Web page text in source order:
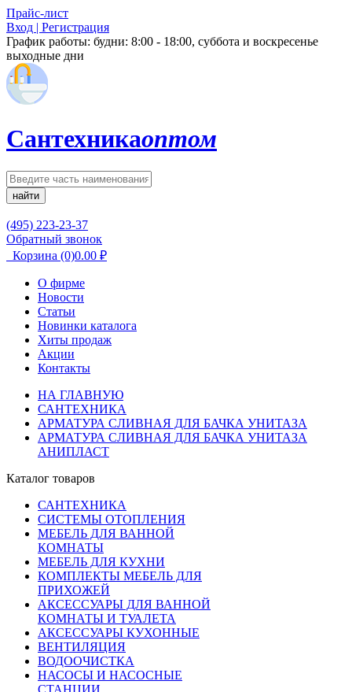
Прайс-лист
Вход | Регистрация
График работы: будни: 8:00 - 18:00, суббота и воскресенье
выходные дни
Сантехникаоптом
найти
(495) 223-23-37
Обратный звонок
Корзина (0)0.00 ₽
О фирме
Новости
Статьи
Новинки каталога
Хиты продаж
Акции
Контакты
НА ГЛАВНУЮ
САНТЕХНИКА
АРМАТУРА СЛИВНАЯ ДЛЯ БАЧКА УНИТАЗА
АРМАТУРА СЛИВНАЯ ДЛЯ БАЧКА УНИТАЗА
АНИПЛАСТ
Каталог товаров
САНТЕХНИКА
СИСТЕМЫ ОТОПЛЕНИЯ
МЕБЕЛЬ ДЛЯ ВАННОЙ
КОМНАТЫ
МЕБЕЛЬ ДЛЯ КУХНИ
КОМПЛЕКТЫ МЕБЕЛЬ ДЛЯ
ПРИХОЖЕЙ
АКСЕССУАРЫ ДЛЯ ВАННОЙ
КОМНАТЫ И ТУАЛЕТА
АКСЕССУАРЫ КУХОННЫЕ
ВЕНТИЛЯЦИЯ
ВОДООЧИСТКА
НАСОСЫ И НАСОСНЫЕ
СТАНЦИИ